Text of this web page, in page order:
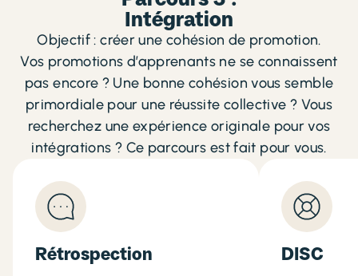
Intégration
Objectif : créer une cohésion de promotion.
Vos promotions d’apprenants ne se connaissent
pas encore ? Une bonne cohésion vous semble
primordiale pour une réussite collective ? Vous
recherchez une expérience originale pour vos
intégrations ? Ce parcours est fait pour vous.
Rétrospection DISC